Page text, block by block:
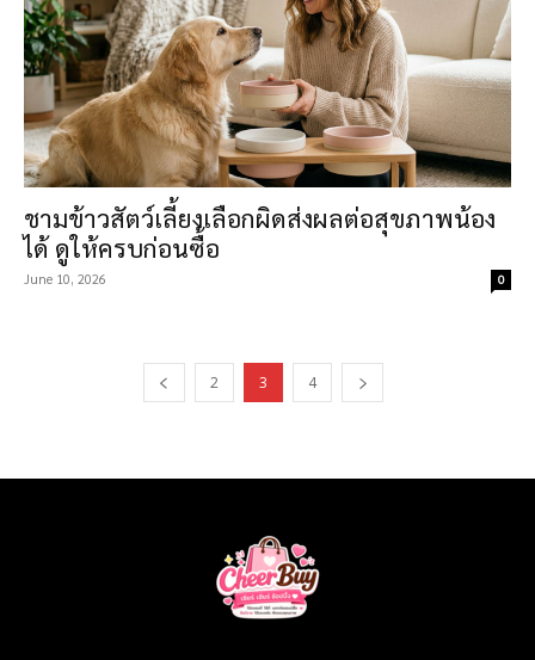
ชามข้าวสัตว์เลี้ยงเลือกผิดส่งผลต่อสุขภาพน้อง
ได้ ดูให้ครบก่อนซื้อ
June 10, 2026 0
2 3 4